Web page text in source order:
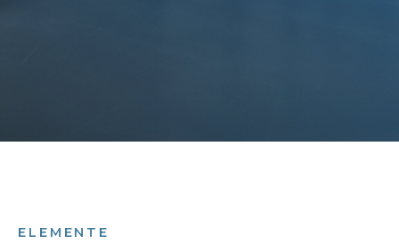
ELEMENTE